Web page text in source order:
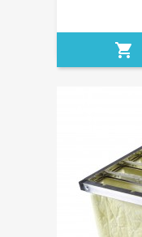
shopping_cart